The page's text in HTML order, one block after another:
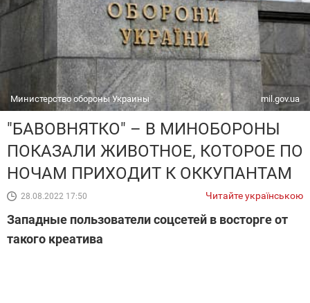
Министерство обороны Украины mil.gov.ua
"БАВОВНЯТКО" – В МИНОБОРОНЫ
ПОКАЗАЛИ ЖИВОТНОЕ, КОТОРОЕ ПО
НОЧАМ ПРИХОДИТ К ОККУПАНТАМ
28.08.2022 17:50 Читайте українською
Западные пользователи соцсетей в восторге от
такого креатива